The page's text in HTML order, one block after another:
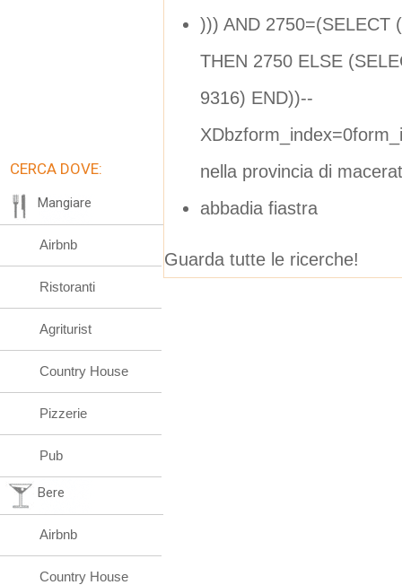
))) AND 2750=(SELECT
THEN 2750 ELSE
9316) END))--
nella provincia di
abbadia fiastra
Guarda tutte le ricerche!
CERCA DOVE:
Mangiare
Airbnb
Ristoranti
Agriturist
Country House
Pizzerie
Pub
Bere
Airbnb
Country House